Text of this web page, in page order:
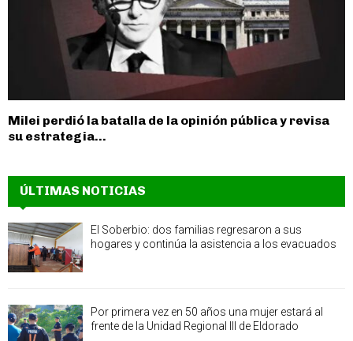
Milei perdió la batalla de la opinión pública y revisa
su estrategia...
ÚLTIMAS NOTICIAS
El Soberbio: dos familias regresaron a sus
hogares y continúa la asistencia a los evacuados
Por primera vez en 50 años una mujer estará al
frente de la Unidad Regional III de Eldorado